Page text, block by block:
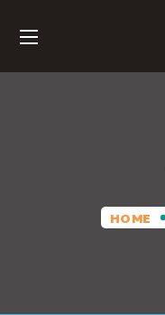
HOME